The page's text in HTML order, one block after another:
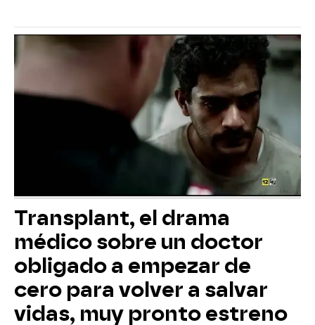
Transplant, el drama
médico sobre un doctor
obligado a empezar de
cero para volver a salvar
vidas, muy pronto estreno